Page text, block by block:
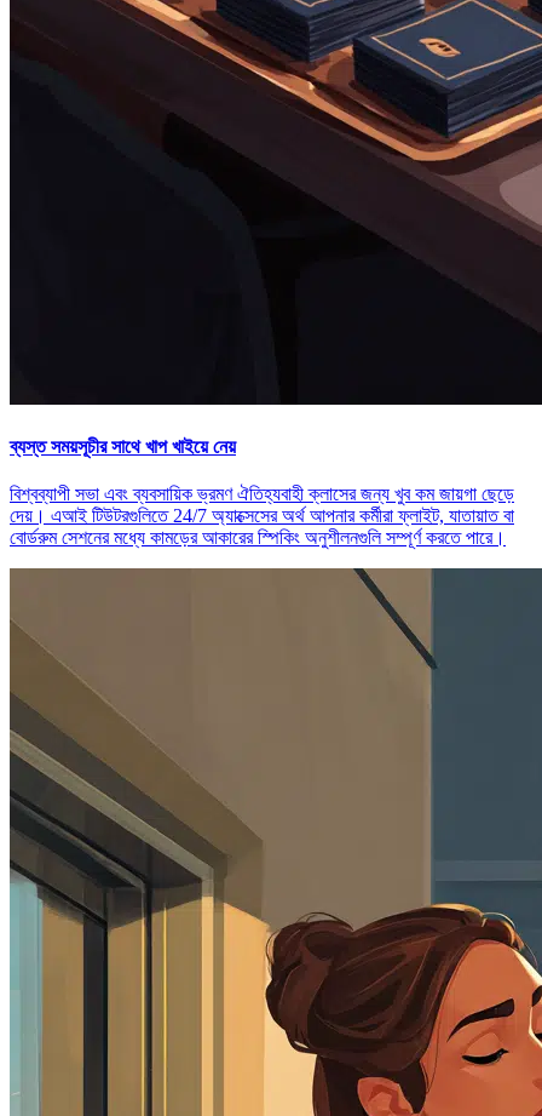
ব্যস্ত সময়সূচীর সাথে খাপ খাইয়ে নেয়
বিশ্বব্যাপী সভা এবং ব্যবসায়িক ভ্রমণ ঐতিহ্যবাহী ক্লাসের জন্য খুব কম জায়গা ছেড়ে
দেয়। এআই টিউটরগুলিতে 24/7 অ্যাক্সেসের অর্থ আপনার কর্মীরা ফ্লাইট, যাতায়াত বা
বোর্ডরুম সেশনের মধ্যে কামড়ের আকারের স্পিকিং অনুশীলনগুলি সম্পূর্ণ করতে পারে।